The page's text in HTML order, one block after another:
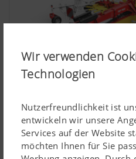
Wir verwenden
Technologien
Nutzerfreundlichkeit ist
entwickeln wir unsere
Services auf der Website
möchten Ihnen für Sie
Schwadtechnik